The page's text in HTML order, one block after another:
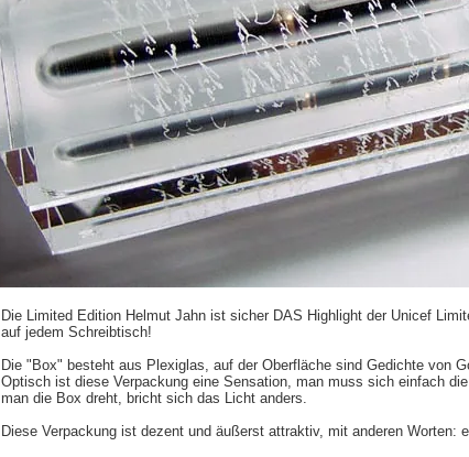
Die Limited Edition Helmut Jahn ist sicher DAS Highlight der Unicef
auf jedem Schreibtisch!
Die "Box" besteht aus Plexiglas, auf der Oberfläche sind Gedichte von
Optisch ist diese Verpackung eine Sensation, man muss sich einfach
man die Box dreht, bricht sich das Licht anders.
Diese Verpackung ist dezent und äußerst attraktiv, mit anderen Worten: